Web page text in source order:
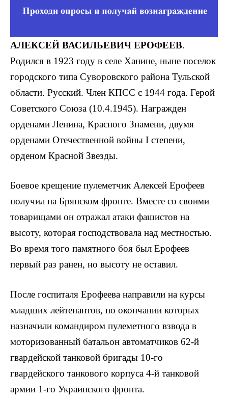
АЛЕКСЕЙ ВАСИЛЬЕВИЧ ЕРОФЕЕВ.
Родился в 1923 году в селе Ханине, ныне поселок
городского типа Суворовского района Тульской
области. Русский. Член КПСС с 1944 года. Герой
Советского Союза (10.4.1945). Награжден
орденами Ленина, Красного Знамени, двумя
орденами Отечественной войны I степени,
орденом Красной Звезды.
Боевое крещение пулеметчик Алексей Ерофеев
получил на Брянском фронте. Вмес­те со своими
товарищами он отражал атаки фашистов на
высоту, которая господствовала над местностью.
Во время того памятного боя был Ерофеев
первый раз ранен, но высоту не оставил.
После госпиталя Ерофеева направили на курсы
младших лейтенантов, по окончании которых
назначили командиром пулеметного взвода в
моторизованный батальон автоматчиков 62-й
гвардейской танковой бригады 10-го
гвардейского танкового корпуса 4-й танко­вой
армии 1-го Украинского фронта.